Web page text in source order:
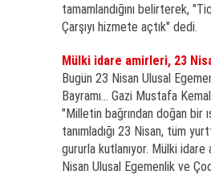
tamamlandığını belirterek,
Çarşıyı hizmete açtık" dedi.
Mülki idare amirleri, 23
Bugün 23 Nisan Ulusal
Bayramı... Gazi Mustafa
"Milletin bağrından doğan bir
tanımladığı 23 Nisan, tüm
gururla kutlanıyor. Mülki idare
Nisan Ulusal Egemenlik ve